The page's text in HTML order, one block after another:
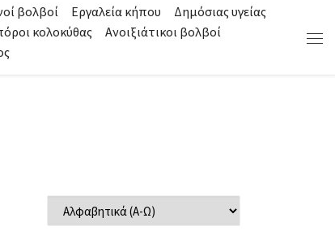
βολβοί Εργαλεία κήπου
Δημόσιας υγείας
κολοκύθας
Ανοιξιάτικοι βολβοί